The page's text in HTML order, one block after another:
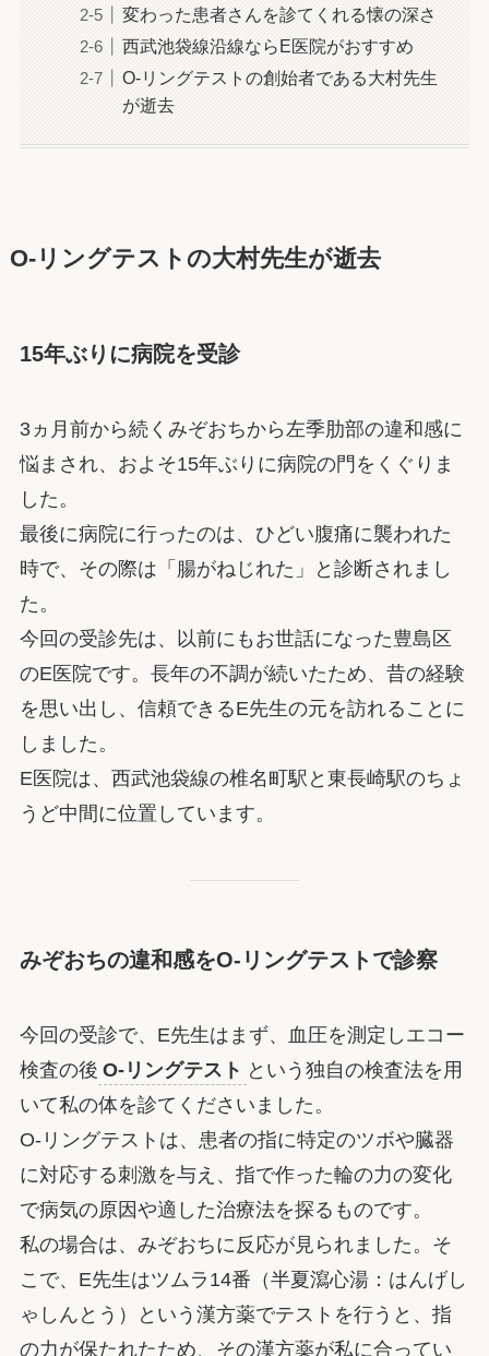
変わった患者さんを診てくれる懐の深さ
西武池袋線沿線ならE医院がおすすめ
O-リングテストの創始者である大村先生
が逝去
O-リングテストの大村先生が逝去
15年ぶりに病院を受診
3ヵ月前から続くみぞおちから左季肋部の違和感に
悩まされ、およそ15年ぶりに病院の門をくぐりま
した。
最後に病院に行ったのは、ひどい腹痛に襲われた
時で、その際は「腸がねじれた」と診断されまし
た。
今回の受診先は、以前にもお世話になった豊島区
のE医院です。長年の不調が続いたため、昔の経験
を思い出し、信頼できるE先生の元を訪れることに
しました。
E医院は、西武池袋線の椎名町駅と東長崎駅のちょ
うど中間に位置しています。
みぞおちの違和感をO-リングテストで診察
今回の受診で、E先生はまず、血圧を測定しエコー
検査の後 O-リングテスト という独自の検査法を用
いて私の体を診てくださいました。
O-リングテストは、患者の指に特定のツボや臓器
に対応する刺激を与え、指で作った輪の力の変化
で病気の原因や適した治療法を探るものです。
私の場合は、みぞおちに反応が見られました。そ
こで、E先生はツムラ14番（半夏瀉心湯：はんげし
ゃしんとう）という漢方薬でテストを行うと、指
の力が保たれたため、その漢方薬が私に合ってい